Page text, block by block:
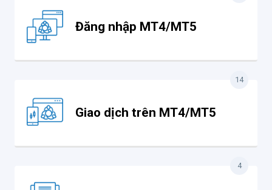
Đăng nhập MT4/MT5
Giao dịch trên MT4/MT5
14
4